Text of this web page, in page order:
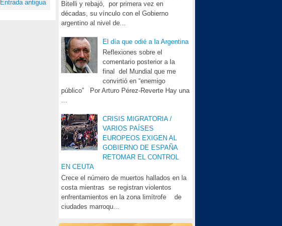
Bitelli y rebajó, por primera vez en
décadas, su vínculo con el Gobierno
argentino al nivel de...
El día que odié a la Argentina
Reflexiones sobre el
comentario posterior a la
final del Mundial que me
convirtió en “enemigo
público” Por Arturo Pérez-Reverte Hay una
...
CRISIS MIGRATORIA /
VARIOS PAÍSES
EUROPEOS EXIGEN AL
GOBIERNO DE ESPAÑA
RETOMAR EL CONTROL
EN CEUTA
Crece el número de muertos hallados en la
costa mientras se registran violentos
enfrentamientos en la zona limítrofe de
ciudades marroqu...
Entrada antigua